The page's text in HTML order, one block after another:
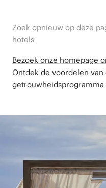
Zoek opnieuw op deze
hotels
Bezoek onze homepage
Ontdek de voordelen van
getrouwheidsprogramma